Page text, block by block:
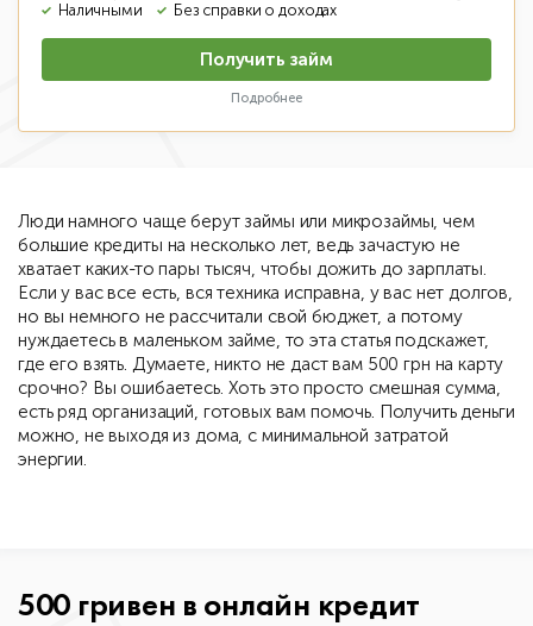
Наличными
Без справки о доходах
Получить займ
Подробнее
Люди намного чаще берут займы или микрозаймы, чем
большие кредиты на несколько лет, ведь зачастую не
хватает каких-то пары тысяч, чтобы дожить до зарплаты.
Если у вас все есть, вся техника исправна, у вас нет долгов,
но вы немного не рассчитали свой бюджет, а потому
нуждаетесь в маленьком займе, то эта статья подскажет,
где его взять. Думаете, никто не даст вам 500 грн на карту
срочно? Вы ошибаетесь. Хоть это просто смешная сумма,
есть ряд организаций, готовых вам помочь. Получить деньги
можно, не выходя из дома, с минимальной затратой
энергии.
500 гривен в онлайн кредит